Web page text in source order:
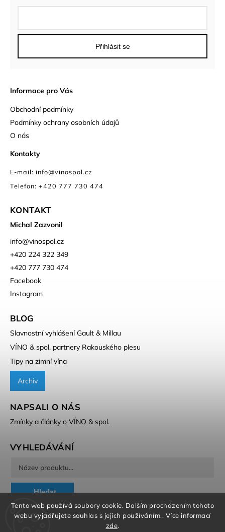
Tento web používá soubory cookie. Dalším procházením tohoto
webu vyjadřujete souhlas s jejich používáním.. Více informací
zde.
Přihlásit se
Informace pro Vás
Obchodní podmínky
Podmínky ochrany osobních údajů
O nás
Kontakty
E-mail: info@vinospol.cz
Telefon: +420 777 730 474
KONTAKT
Michal Zazvonil
info@vinospol.cz
+420 224 322 349
+420 777 730 474
Facebook
Instagram
BLOG
Slavnostní vyhlášení Gault & Millau
VÍNO & spol. partnery Rakouského plesu
Tipy na zimní vína
Archiv
NAPSALI O NÁS
Zmínky a články o VÍNO & spol.
VYHLEDÁVÁNÍ
Hledat